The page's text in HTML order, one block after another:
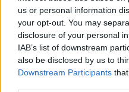
us or personal information
your opt-out. You may
disclosure of your personal
IAB’s list of downstream
also be disclosed by us to
Downstream Participants